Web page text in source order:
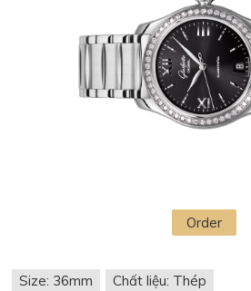
Order
Size: 36mm Chất liệu: Thép